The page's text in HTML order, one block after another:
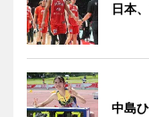
日本
中島